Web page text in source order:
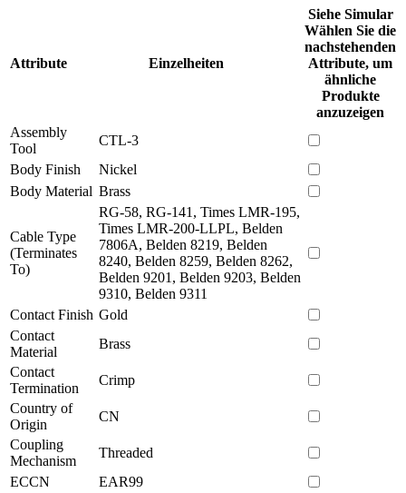
Attribute Einzelheiten
Siehe Simular
Wählen Sie die
nachstehenden
Attribute, um
ähnliche
Produkte
anzuzeigen
Assembly
Tool
CTL-3
Body Finish
Nickel
Body Material Brass
Cable Type
(Terminates
To)
RG-58, RG-141, Times LMR-195,
Times LMR-200-LLPL, Belden
7806A, Belden 8219, Belden
8240, Belden 8259, Belden 8262,
Belden 9201, Belden 9203, Belden
9310, Belden 9311
Contact Finish Gold
Contact
Material
Brass
Contact
Termination
Crimp
Country of
Origin
CN
Coupling
Mechanism
Threaded
ECCN
EAR99